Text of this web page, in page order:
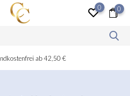
0 0
bei Ausgaben ab 100 €